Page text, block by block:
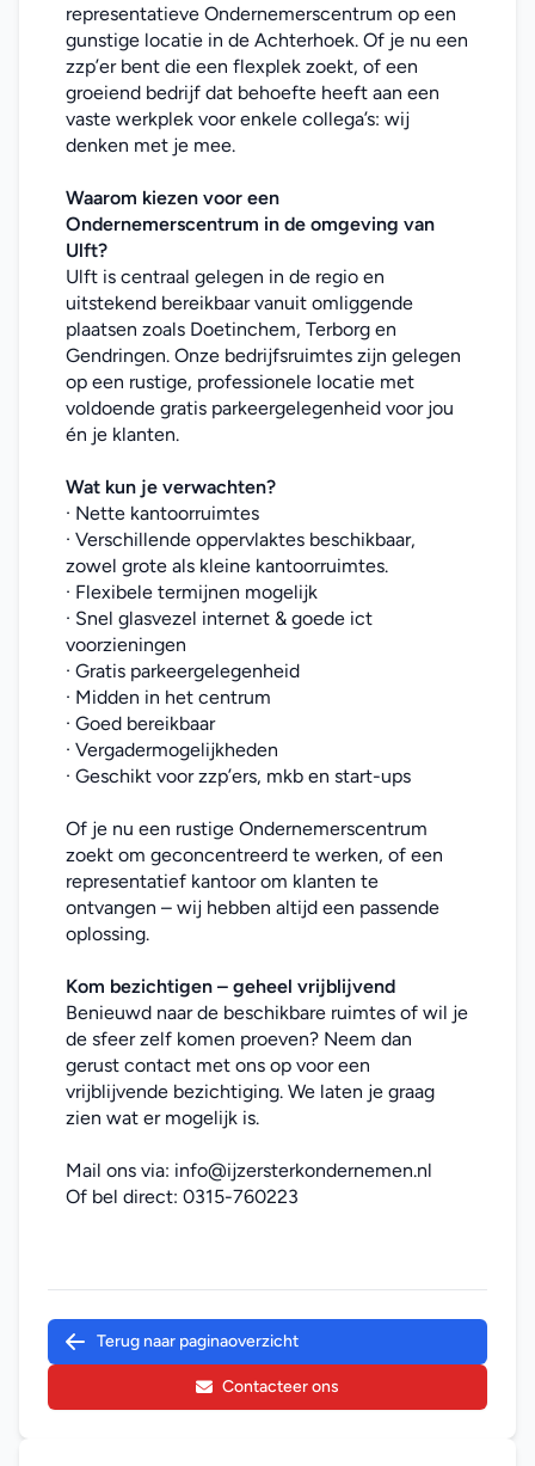
representatieve Ondernemerscentrum op een
gunstige locatie in de Achterhoek. Of je nu een
zzp’er bent die een flexplek zoekt, of een
groeiend bedrijf dat behoefte heeft aan een
vaste werkplek voor enkele collega’s: wij
denken met je mee.
Waarom kiezen voor een
Ondernemerscentrum in de omgeving van
Ulft?
Ulft is centraal gelegen in de regio en
uitstekend bereikbaar vanuit omliggende
plaatsen zoals Doetinchem, Terborg en
Gendringen. Onze bedrijfsruimtes zijn gelegen
op een rustige, professionele locatie met
voldoende gratis parkeergelegenheid voor jou
én je klanten.
Wat kun je verwachten?
· Nette kantoorruimtes
· Verschillende oppervlaktes beschikbaar,
zowel grote als kleine kantoorruimtes.
· Flexibele termijnen mogelijk
· Snel glasvezel internet & goede ict
voorzieningen
· Gratis parkeergelegenheid
· Midden in het centrum
· Goed bereikbaar
· Vergadermogelijkheden
· Geschikt voor zzp’ers, mkb en start-ups
Of je nu een rustige Ondernemerscentrum
zoekt om geconcentreerd te werken, of een
representatief kantoor om klanten te
ontvangen – wij hebben altijd een passende
oplossing.
Kom bezichtigen – geheel vrijblijvend
Benieuwd naar de beschikbare ruimtes of wil je
de sfeer zelf komen proeven? Neem dan
gerust contact met ons op voor een
vrijblijvende bezichtiging. We laten je graag
zien wat er mogelijk is.
Mail ons via: info@ijzersterkondernemen.nl
Of bel direct: 0315-760223
Terug naar paginaoverzicht
Contacteer ons